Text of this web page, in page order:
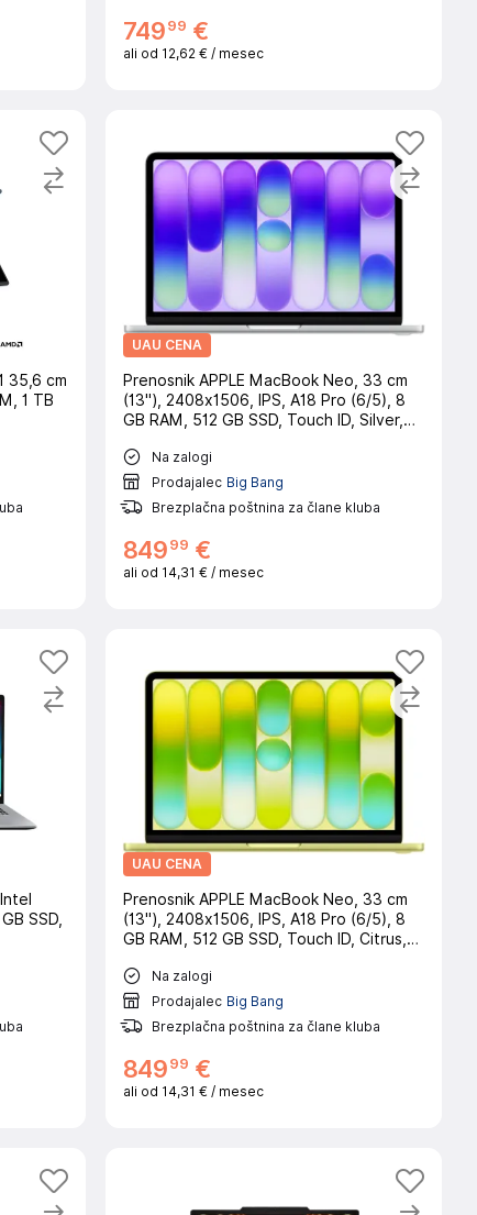
74999 €
ali od 12,62 € / mesec
35,6 cm
1 TB
UAU CENA
Prenosnik APPLE MacBook Neo, 33 cm
(13"), 2408x1506, IPS, A18 Pro (6/5), 8
GB RAM, 512 GB SSD, Touch ID, Silver,
Na zalogi
Prodajalec Big Bang
Brezplačna poštnina za člane kluba
84999 €
ali od 14,31 € / mesec
SSD,
UAU CENA
Prenosnik APPLE MacBook Neo, 33 cm
(13"), 2408x1506, IPS, A18 Pro (6/5), 8
GB RAM, 512 GB SSD, Touch ID, Citrus,
Na zalogi
Prodajalec Big Bang
Brezplačna poštnina za člane kluba
84999 €
ali od 14,31 € / mesec